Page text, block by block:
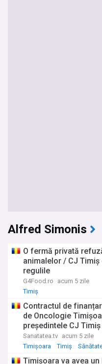
Alfred Simonis
O fermă privată
animalelor / CJ
regulile
G4Food.ro
acum 5 zile
Timiș
Contractul de
de Oncologie
președintele CJ Timiș
Sanatatea.tv acum 5 zile
Timișoara
Timiș
Timișoara va avea